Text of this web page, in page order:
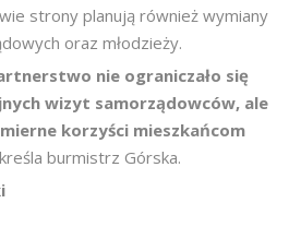
strony planują również wymiany
oraz młodzieży.
nie ograniczało się
wizyt samorządowców, ale
korzyści mieszkańcom
burmistrz Górska.